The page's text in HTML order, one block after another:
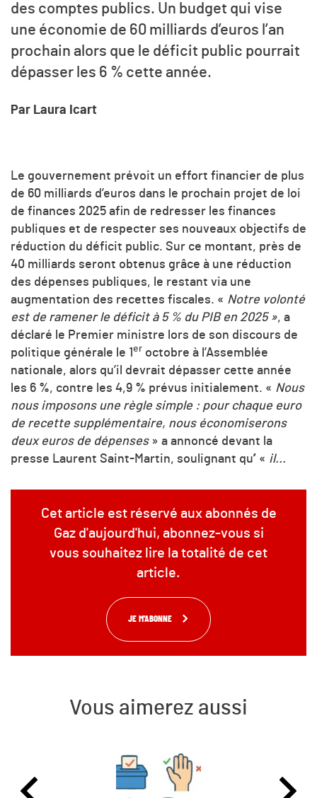
des comptes publics. Un budget qui vise
une économie de 60 milliards d’euros l’an
prochain alors que le déficit public pourrait
dépasser les 6 % cette année.
Par Laura Icart
Le gouvernement prévoit un effort financier de plus
de 60 milliards d’euros dans le prochain projet de loi
de finances 2025 afin de redresser les finances
publiques et de respecter ses nouveaux objectifs de
réduction du déficit public. Sur ce montant, près de
40 milliards seront obtenus grâce à une réduction
des dépenses publiques, le restant via une
augmentation des recettes fiscales. « Notre volonté
est de ramener le déficit à 5 % du PIB en 2025 », a
déclaré le Premier ministre lors de son discours de
politique générale le 1er octobre à l’Assemblée
nationale, alors qu’il devrait dépasser cette année
les 6 %, contre les 4,9 % prévus initialement. « Nous
nous imposons une règle simple : pour chaque euro
de recette supplémentaire, nous économiserons
deux euros de dépenses» a annoncé devant la
presse Laurent Saint-Martin, soulignant qu’ « il...
Cet article est réservé aux abonnés de
Gaz d'aujourd'hui, abonnez-vous si
vous souhaitez lire la totalité de cet
article.
JE M'ABONNE
Vous aimerez aussi